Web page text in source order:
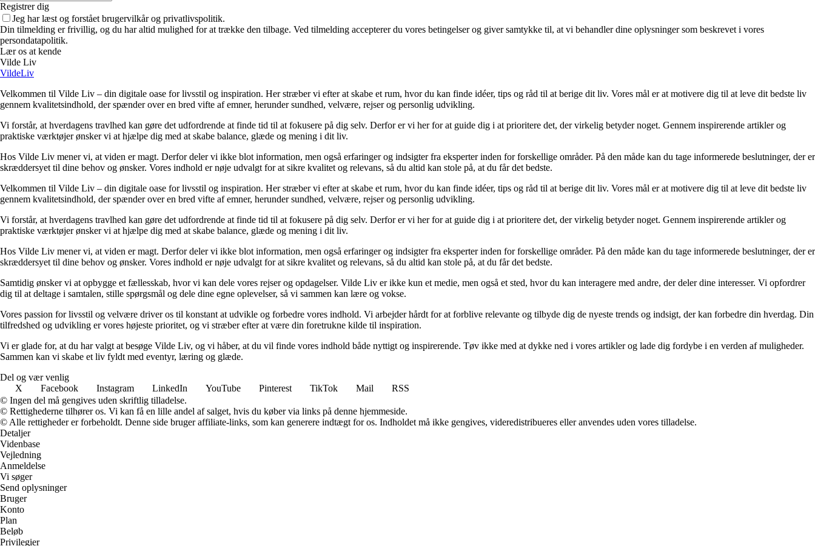
Registrer dig
Jeg har læst og forstået brugervilkår og privatlivspolitik.
Din tilmelding er frivillig, og du har altid mulighed for at trække den tilbage. Ved tilmelding accepterer du vores betingelser og giver samtykke til, at vi behandler dine oplysninger som beskrevet i vores
persondatapolitik.
Lær os at kende
Vilde Liv
VildeLiv
Velkommen til Vilde Liv – din digitale oase for livsstil og inspiration. Her stræber vi efter at skabe et rum, hvor du kan finde idéer, tips og råd til at berige dit liv. Vores mål er at motivere dig til at leve dit bedste liv
gennem kvalitetsindhold, der spænder over en bred vifte af emner, herunder sundhed, velvære, rejser og personlig udvikling.
Vi forstår, at hverdagens travlhed kan gøre det udfordrende at finde tid til at fokusere på dig selv. Derfor er vi her for at guide dig i at prioritere det, der virkelig betyder noget. Gennem inspirerende artikler og
praktiske værktøjer ønsker vi at hjælpe dig med at skabe balance, glæde og mening i dit liv.
Hos Vilde Liv mener vi, at viden er magt. Derfor deler vi ikke blot information, men også erfaringer og indsigter fra eksperter inden for forskellige områder. På den måde kan du tage informerede beslutninger, der er
skræddersyet til dine behov og ønsker. Vores indhold er nøje udvalgt for at sikre kvalitet og relevans, så du altid kan stole på, at du får det bedste.
Velkommen til Vilde Liv – din digitale oase for livsstil og inspiration. Her stræber vi efter at skabe et rum, hvor du kan finde idéer, tips og råd til at berige dit liv. Vores mål er at motivere dig til at leve dit bedste liv
gennem kvalitetsindhold, der spænder over en bred vifte af emner, herunder sundhed, velvære, rejser og personlig udvikling.
Vi forstår, at hverdagens travlhed kan gøre det udfordrende at finde tid til at fokusere på dig selv. Derfor er vi her for at guide dig i at prioritere det, der virkelig betyder noget. Gennem inspirerende artikler og
praktiske værktøjer ønsker vi at hjælpe dig med at skabe balance, glæde og mening i dit liv.
Hos Vilde Liv mener vi, at viden er magt. Derfor deler vi ikke blot information, men også erfaringer og indsigter fra eksperter inden for forskellige områder. På den måde kan du tage informerede beslutninger, der er
skræddersyet til dine behov og ønsker. Vores indhold er nøje udvalgt for at sikre kvalitet og relevans, så du altid kan stole på, at du får det bedste.
Samtidig ønsker vi at opbygge et fællesskab, hvor vi kan dele vores rejser og opdagelser. Vilde Liv er ikke kun et medie, men også et sted, hvor du kan interagere med andre, der deler dine interesser. Vi opfordrer
dig til at deltage i samtalen, stille spørgsmål og dele dine egne oplevelser, så vi sammen kan lære og vokse.
Vores passion for livsstil og velvære driver os til konstant at udvikle og forbedre vores indhold. Vi arbejder hårdt for at forblive relevante og tilbyde dig de nyeste trends og indsigt, der kan forbedre din hverdag. Din
tilfredshed og udvikling er vores højeste prioritet, og vi stræber efter at være din foretrukne kilde til inspiration.
Vi er glade for, at du har valgt at besøge Vilde Liv, og vi håber, at du vil finde vores indhold både nyttigt og inspirerende. Tøv ikke med at dykke ned i vores artikler og lade dig fordybe i en verden af muligheder.
Sammen kan vi skabe et liv fyldt med eventyr, læring og glæde.
Del og vær venlig
X
Facebook Instagram LinkedIn YouTube Pinterest TikTok Mail
RSS
© Ingen del må gengives uden skriftlig tilladelse.
© Rettighederne tilhører os. Vi kan få en lille andel af salget, hvis du køber via links på denne hjemmeside.
© Alle rettigheder er forbeholdt. Denne side bruger affiliate-links, som kan generere indtægt for os. Indholdet må ikke gengives, videredistribueres eller anvendes uden vores tilladelse.
Detaljer
Videnbase
Vejledning
Anmeldelse
Vi søger
Send oplysninger
Bruger
Konto
Plan
Beløb
Privilegier